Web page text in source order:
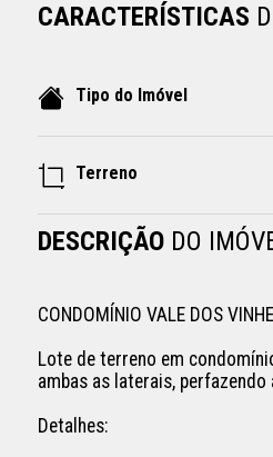
CARACTERÍSTICAS
Tipo do Imóvel
Terreno
DESCRIÇÃO DO
CONDOMÍNIO VALE DOS
Lote de terreno em
ambas as laterais, perfazendo
Detalhes: